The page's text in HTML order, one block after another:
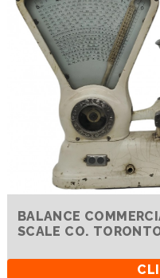
BALANCE
SCALE CO.